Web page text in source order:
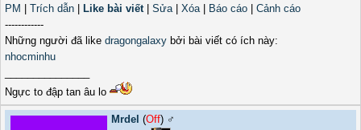
PM
Trích dẫn Like bài viết| Sửa| Xóa| Báo cáo
Cảnh cáo
------------
Những người đã like dragongalaxy bởi bài viết có ích này:
nhocminhu
Ngực to đập tan âu lo
Mrdel (Off) ♂️